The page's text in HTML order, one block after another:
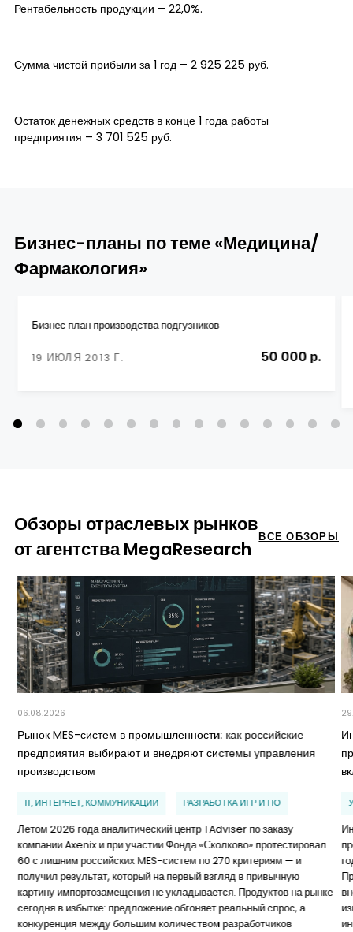
Рентабельность продукции – 22,0%.
Сумма чистой прибыли за 1 год – 2 925 225 руб.
Остаток денежных средств в конце 1 года работы
предприятия – 3 701 525 руб.
Бизнес-планы по теме «Медицина/
Фармакология»
Бизнес план производства подгузников
19 ИЮЛЯ 2013 Г. 50 000 р.
Обзоры отраслевых рынков
от агентства MegaResearch
ВСЕ ОБЗОРЫ
06.08.2026
Рынок MES-систем в промышленности: как российские
предприятия выбирают и внедряют системы управления
производством
IT, ИНТЕРНЕТ, КОММУНИКАЦИИ РАЗРАБОТКА ИГР И ПО
Летом 2026 года аналитический центр TAdviser по заказу
компании Axenix и при участии Фонда «Сколково» протестировал
60 с лишним российских MES-систем по 270 критериям — и
получил результат, который на первый взгляд в привычную
картину импортозамещения не укладывается. Продуктов на рынке
сегодня в избытке: предложение обгоняет реальный спрос, а
конкуренция между большим количеством разработчиков